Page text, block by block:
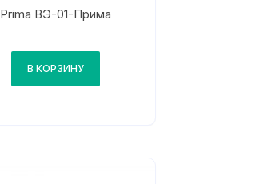
Prima ВЭ-01-Прима
В КОРЗИНУ